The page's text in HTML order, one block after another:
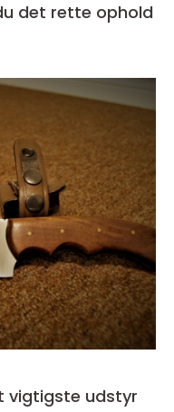
vigtigste udstyr